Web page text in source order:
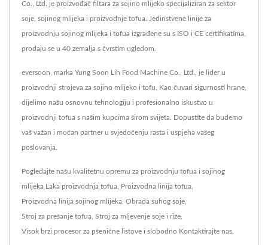
Co., Ltd. je proizvođač filtara za sojino mlijeko specijaliziran za sektor
soje, sojinog mlijeka i proizvodnje tofua. Jedinstvene linije za
proizvodnju sojinog mlijeka i tofua izgrađene su s ISO i CE certifikatima,
prodaju se u 40 zemalja s čvrstim ugledom.
eversoon, marka Yung Soon Lih Food Machine Co., Ltd., je lider u
proizvodnji strojeva za sojino mlijeko i tofu. Kao čuvari sigurnosti hrane,
dijelimo našu osnovnu tehnologiju i profesionalno iskustvo u
proizvodnji tofua s našim kupcima širom svijeta. Dopustite da budemo
vaš važan i moćan partner u svjedočenju rasta i uspjeha vašeg
poslovanja.
Pogledajte našu kvalitetnu opremu za proizvodnju tofua i sojinog
mlijeka Laka proizvodnja tofua Proizvodna linija tofua
Proizvodna linija sojinog mlijeka Obrada suhog soje
Stroj za prešanje tofua Stroj za mljevenje soje i riže
Visok brzi procesor za pšenične listove i slobodno Kontaktirajte nas